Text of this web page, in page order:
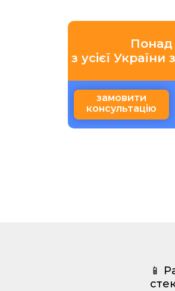
Понад
з усієї
замовити
консультацію
📱